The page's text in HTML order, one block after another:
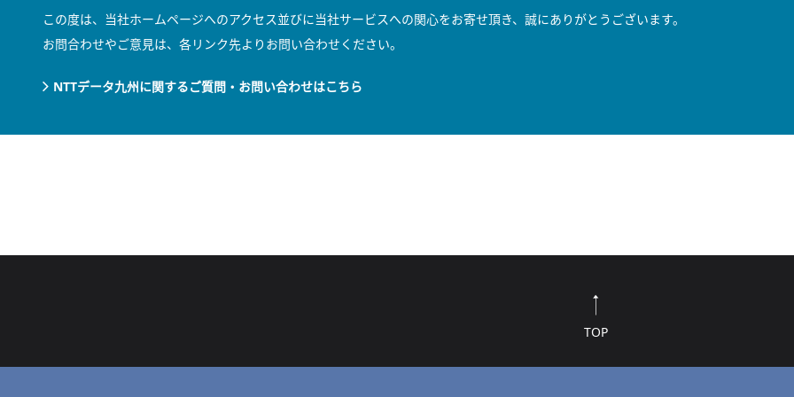
この度は、当社ホームページへのアクセス並びに当社サービスへの関心をお寄せ頂き、誠にありがとうございます。
お問合わせやご意見は、各リンク先よりお問い合わせください。
NTTデータ九州に関するご質問・お問い合わせはこちら
TOP